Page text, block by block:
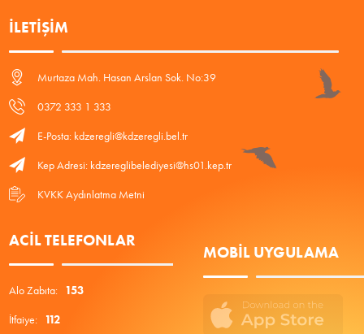
İLETIŞIM
Murtaza Mah. Hasan Arslan Sok. No:39
0372 333 1 333
E-Posta: kdzeregli@kdzeregli.bel.tr
Kep Adresi: kdzereglibelediyesi@hs01.kep.tr
KVKK Aydınlatma Metni
ACIL TELEFONLAR
Alo Zabıta: 153
İtfaiye: 112
MOBIL UYGULAMA